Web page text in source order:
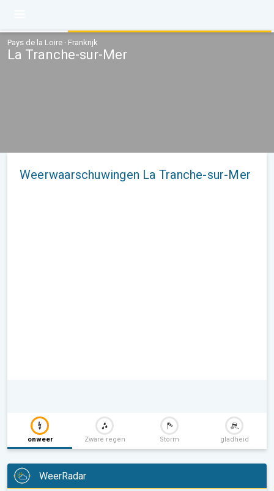
Pays de la Loire · Frankrijk
La Tranche-sur-Mer
Weerwaarschuwingen La Tranche-sur-Mer
onweer Zware regen Storm gladheid
WeerRadar